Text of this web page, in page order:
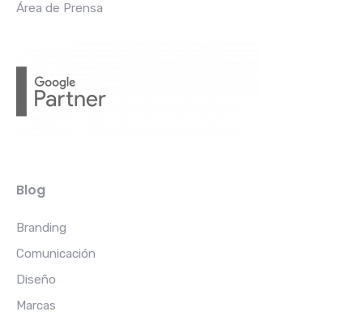
Área de Prensa
Blog
Branding
Comunicación
Diseño
Marcas